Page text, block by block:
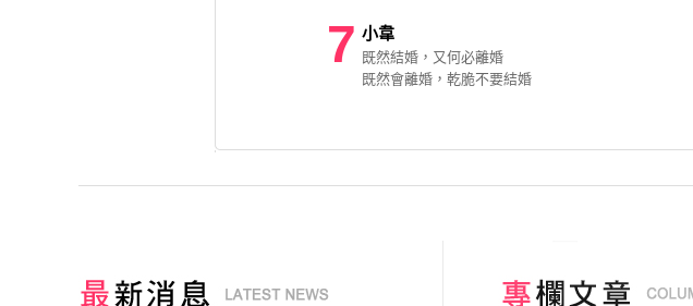
7 小韋
既然結婚，又何必離婚
既然會離婚，乾脆不要結婚